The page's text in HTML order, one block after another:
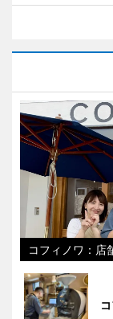
コフィノワ：店